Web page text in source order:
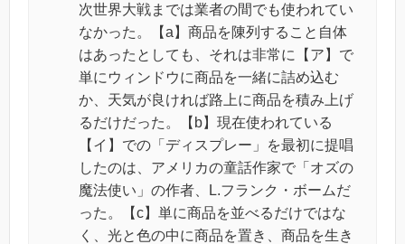
次世界大戦までは業者の間でも使われてい
なかった。【a】商品を陳列すること自体
はあったとしても、それは非常に【ア】で
単にウィンドウに商品を一緒に詰め込む
か、天気が良ければ路上に商品を積み上げ
るだけだった。【b】現在使われている
【イ】での「ディスプレー」を最初に提唱
したのは、アメリカの童話作家で「オズの
魔法使い」の作者、L.フランク・ボームだ
った。【c】単に商品を並べるだけではな
く、光と色の中に商品を置き、商品を生き